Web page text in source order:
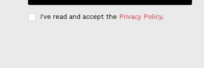
I've read and accept the Privacy Policy.